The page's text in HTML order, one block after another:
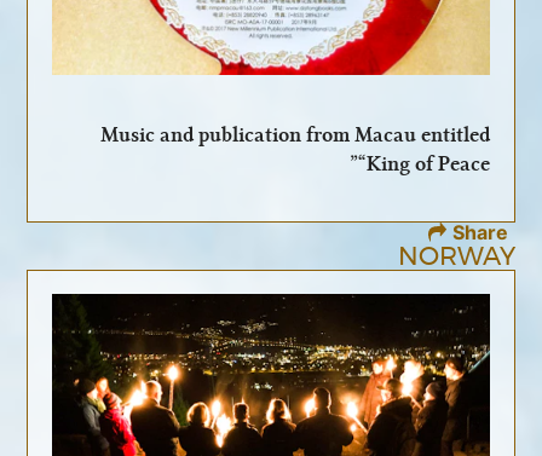
Music and publication from Macau entitled
“King of Peace”
Share
NORWAY